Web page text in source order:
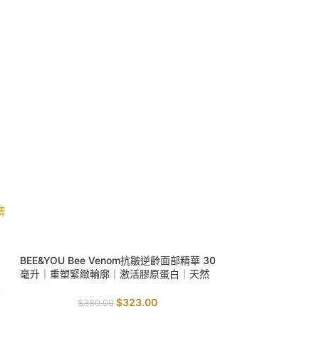
BEE&YOU Bee Venom抗皺逆齡面部精華 30
毫升｜重塑緊緻輪廓｜激活膠原蛋白｜天然
$380.00 $323.00